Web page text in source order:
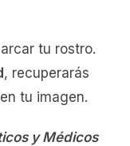
tu rostro.
, recuperarás
tu imagen.
y Médicos